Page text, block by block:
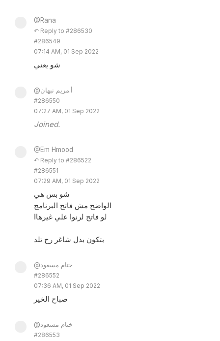
@Rana
↶ Reply to #286530
#286549
07:14 AM, 01 Sep 2022
شو يعني
@أ.مريم نبهان
#286550
07:27 AM, 01 Sep 2022
Joined.
@Em Hmood
↶ Reply to #286522
#286551
07:29 AM, 01 Sep 2022
شو بس هي
الواضح مش فاتح البرنامج
لو فاتح لرنوا علي غيرهاا
بتكون بدل شاغر رح تلد
@ختام مسعود
#286552
07:36 AM, 01 Sep 2022
صباح الخير
@ختام مسعود
#286553